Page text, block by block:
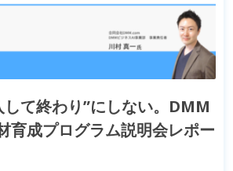
て終わり”にしない。DMM
成プログラム説明会レポー